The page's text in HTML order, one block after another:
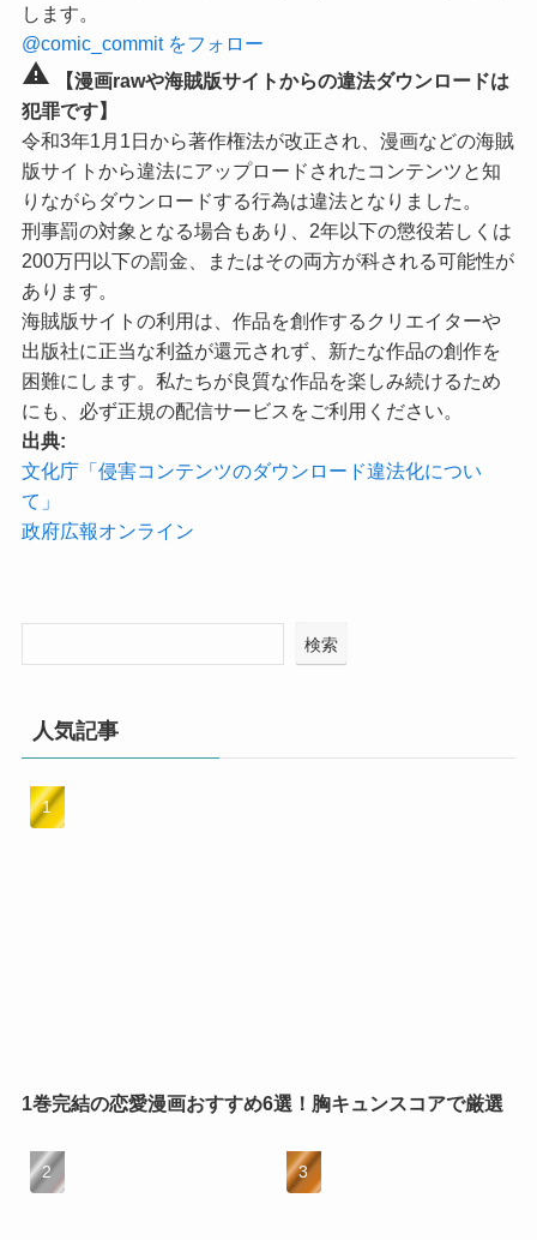
します。
@comic_commit をフォロー
warning
【漫画rawや海賊版サイトからの違法ダウンロードは
犯罪です】
令和3年1月1日から著作権法が改正され、漫画などの海賊
版サイトから違法にアップロードされたコンテンツと知
りながらダウンロードする行為は違法となりました。
刑事罰の対象となる場合もあり、2年以下の懲役若しくは
200万円以下の罰金、またはその両方が科される可能性が
あります。
海賊版サイトの利用は、作品を創作するクリエイターや
出版社に正当な利益が還元されず、新たな作品の創作を
困難にします。私たちが良質な作品を楽しみ続けるため
にも、必ず正規の配信サービスをご利用ください。
出典:
文化庁「侵害コンテンツのダウンロード違法化につい
て」
政府広報オンライン
検索
人気記事
1巻完結の恋愛漫画おすすめ6選！胸キュンスコアで厳選